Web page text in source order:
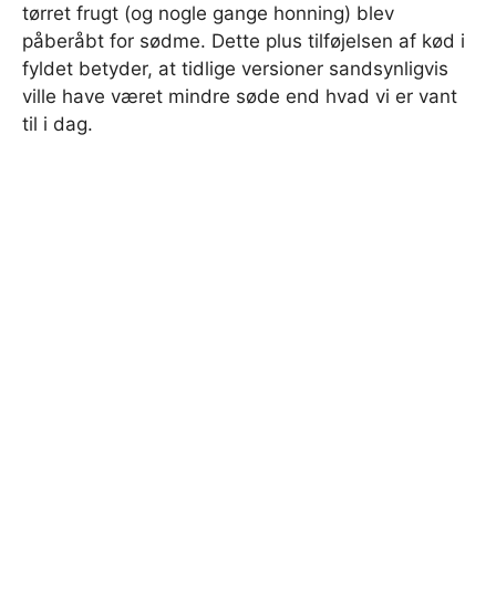
tørret frugt (og nogle gange honning) blev
påberåbt for sødme. Dette plus tilføjelsen af ​​kød i
fyldet betyder, at tidlige versioner sandsynligvis
ville have været mindre søde end hvad vi er vant
til i dag.